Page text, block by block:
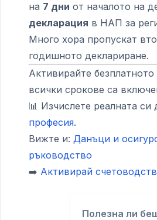
на 7 дни от началото на
декларация в НАП за
Много хора пропускат
годишното деклариране.
Активирайте
всички срокове са
📊 Изчислете реалната си
професия.
Вижте и: Данъци и
ръководство
➡️ Активирай
Полезна ли